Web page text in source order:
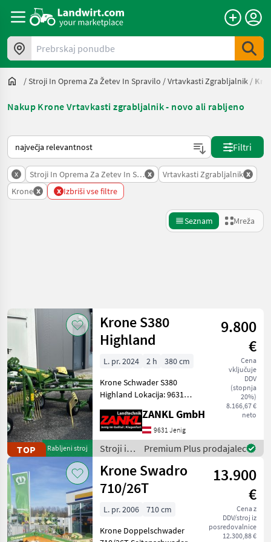
Prebrskaj ponudbe
/Stroji In Oprema Za Žetev In Spravilo /Vrtavkasti Zgrabljalnik /
Nakup Krone Vrtavkasti zgrabljalnik - novo ali rabljeno
Tako je razvrščeno na Landwirt.com
Filtri
x Stroji In Oprema Za Zetev In Spravilo
x Vrtavkasti Zgrabljalnik x
Krone x x Izbriši vse filtre
Seznam Mreža
Kategorija 4 Država Filtri
TRENUTNA
POT
Kmetijska
tehnika
Stroji In
Oprema
Za Zetev
In
Spravilo
Zgrabljalnik
IZBERITE
KATEGORIJO
Ponastavi
Prikaži
rezultatov
TOP Rabljeni stroj
Krone S380
Highland
9.800
€
Cena
vključuje
DDV
(stopnja
20%)
8.166,67 €
neto
L. pr. 2024 2 h
380 cm
Krone Schwader S380
Highland Lokacija: 9631
cm - Tandemsko podvozje -
Opazovalno kolo - Blažilne
prečke - Vrtljivi nosilec -
Kardanska
ZANKL GmbH
9631 Jenig
Stroji in
oprema
za žetev
in
spravilo
/ Krone
Premium Plus prodajalec
Krone Swadro
710/26T
13.900
€
Cena z
DDV/stroj iz
posredovalnice
12.300,88 €
L. pr. 2006
710 cm
Krone Doppelschwader